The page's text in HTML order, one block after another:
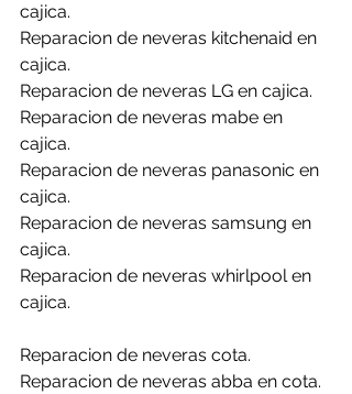
cajica.
Reparacion de neveras kitchenaid en
cajica.
Reparacion de neveras LG en cajica.
Reparacion de neveras mabe en
cajica.
Reparacion de neveras panasonic en
cajica.
Reparacion de neveras samsung en
cajica.
Reparacion de neveras whirlpool en
cajica.
Reparacion de neveras cota.
Reparacion de neveras abba en cota.